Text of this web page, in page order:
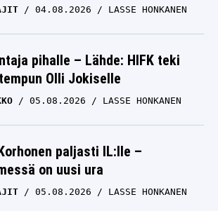
pihalle – Lähde: HIFK teki
Olli Jokiselle
05.08.2026 LASSE HONKANEN
paljasti IL:lle –
on uusi ura
05.08.2026